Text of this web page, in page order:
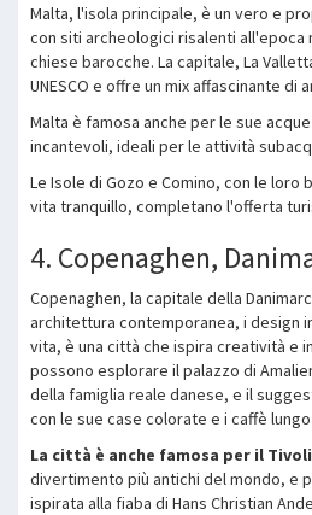
Malta, l'isola principale, è un vero e
con siti archeologici risalenti
chiese barocche. La capitale, La
UNESCO e offre un mix affascinante
Malta è famosa anche per le sue
incantevoli, ideali per le attività
Le Isole di Gozo e Comino, con le loro
vita tranquillo, completano l'offerta
4. Copenaghen,
Copenaghen, la capitale della
architettura contemporanea, i design
vita, è una città che ispira creatività e
possono esplorare il palazzo di
della famiglia reale danese, e il
con le sue case colorate e i caffè lungo
La città è anche famosa per il
divertimento più antichi del mondo, e
ispirata alla fiaba di Hans Christian